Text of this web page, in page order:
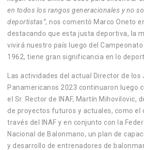
en todos los rangos generacionales y no
deportistas”, nos comentó Marco Oneto
destacando que esta justa deportiva, la
vivirá nuestro país luego del Campeonato
1962, tiene gran significancia en lo
Las actividades del actual Director de los
Panamericanos 2023 continuaron luego
el Sr. Rector de INAF, Martín Mihovilovic,
de proyectos futuros y actuales, como el
través del INAF y en conjunto con la
Nacional de Balonmano, un plan de
y desarrollo de entrenadores de